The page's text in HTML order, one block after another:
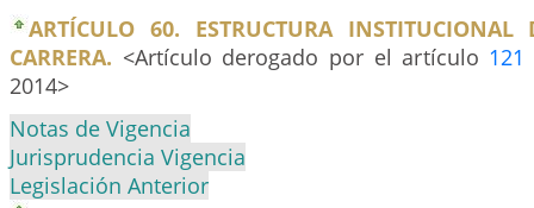
ARTÍCULO 60. ESTRUCTURA INSTITUCIONAL
CARRERA. <Artículo derogado por el artículo 121
2014>
Notas de Vigencia
Jurisprudencia Vigencia
Legislación Anterior